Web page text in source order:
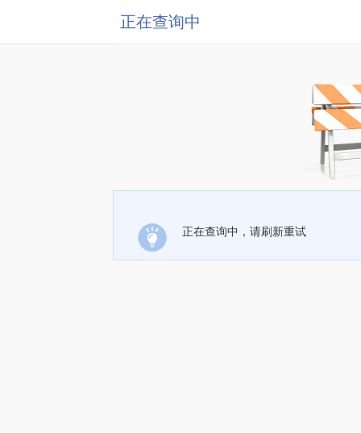
正在查询中
正在查询中，请刷新重试